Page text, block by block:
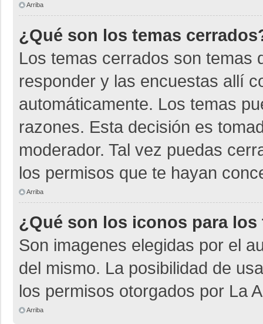
Arriba
¿Qué son los temas
Los temas cerrados son temas
responder y las encuestas allí
automáticamente. Los temas
razones. Esta decisión es
moderador. Tal vez puedas
los permisos que te hayan
Arriba
¿Qué son los iconos para los
Son imagenes elegidas por el
del mismo. La posibilidad de
los permisos otorgados por La
Arriba